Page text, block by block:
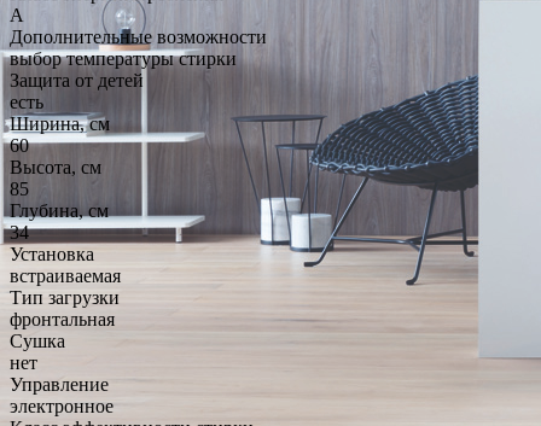
A
Дополнительные возможности
выбор температуры стирки
Защита от детей
есть
Ширина, см
60
Высота, см
85
Глубина, см
34
Установка
встраиваемая
Тип загрузки
фронтальная
Сушка
нет
Управление
электронное